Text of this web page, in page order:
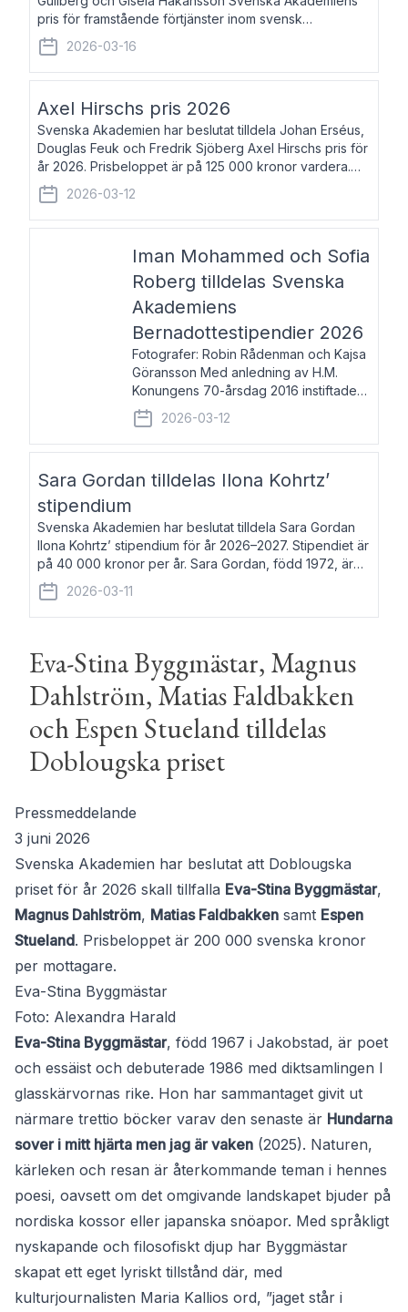
pris för framstående förtjänster inom svensk
språkforskning och språkvård till minne av Carl Gabriel
och Karin Forsberg för år 2026. Prissumma
2026-03-16
Axel Hirschs pris 2026
Svenska Akademien har beslutat tilldela Johan Erséus,
Douglas Feuk och Fredrik Sjöberg Axel Hirschs pris för
år 2026. Prisbeloppet är på 125 000 kronor vardera.
Johan Erséus, född 1959, är fackboksförfattare och
journalist med mångårigt för
2026-03-12
Iman Mohammed och Sofia
Roberg tilldelas Svenska
Akademiens
Bernadottestipendier 2026
Fotografer: Robin Rådenman och Kajsa
Göransson Med anledning av H.M.
Konungens 70-årsdag 2016 instiftade
fem av de kungliga akademierna det så
kallade Bernadotteprogrammet med
syfte att genom stipendier erbjuda stöd
2026-03-12
Sara Gordan tilldelas Ilona Kohrtz’
stipendium
Svenska Akademien har beslutat tilldela Sara Gordan
Ilona Kohrtz’ stipendium för år 2026–2027. Stipendiet är
på 40 000 kronor per år. Sara Gordan, född 1972, är
författare och översättare. Hon debuterade 2006 med
det prosalyriska verket En
2026-03-11
Eva-Stina Byggmästar, Magnus
Dahlström, Matias Faldbakken
och Espen Stueland tilldelas
Doblougska priset
Pressmeddelande
3 juni 2026
Svenska Akademien har beslutat att Doblougska
priset för år 2026 skall tillfalla Eva-Stina Byggmästar,
Magnus Dahlström, Matias Faldbakken samt Espen
Stueland. Prisbeloppet är 200 000 svenska kronor
per mottagare.
Eva-Stina Byggmästar
Foto: Alexandra Harald
Eva-Stina Byggmästar, född 1967 i Jakobstad, är poet
och essäist och debuterade 1986 med diktsamlingen I
glasskärvornas rike. Hon har sammantaget givit ut
närmare trettio böcker varav den senaste är Hundarna
sover i mitt hjärta men jag är vaken (2025). Naturen,
kärleken och resan är återkommande teman i hennes
poesi, oavsett om det omgivande landskapet bjuder på
nordiska kossor eller japanska snöapor. Med språkligt
nyskapande och filosofiskt djup har Byggmästar
skapat ett eget lyriskt tillstånd där, med
kulturjournalisten Maria Kallios ord, ”jaget står i